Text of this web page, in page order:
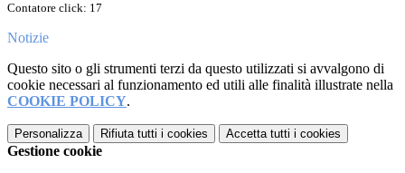
Contatore click: 17
Notizie
Questo sito o gli strumenti terzi da questo utilizzati si avvalgono di
cookie necessari al funzionamento ed utili alle finalità illustrate nella
COOKIE POLICY.
Personalizza Rifiuta tutti i cookies Accetta tutti i cookies
Gestione cookie